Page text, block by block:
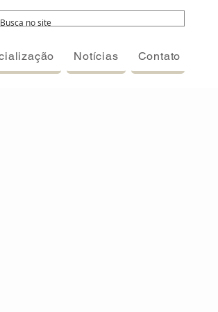
Notícias Contato